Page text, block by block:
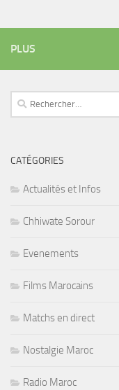
PLUS
Rechercher :
CATÉGORIES
Actualités et Infos
Chhiwate Sorour
Evenements
Films Marocains
Matchs en direct
Nostalgie Maroc
Radio Maroc